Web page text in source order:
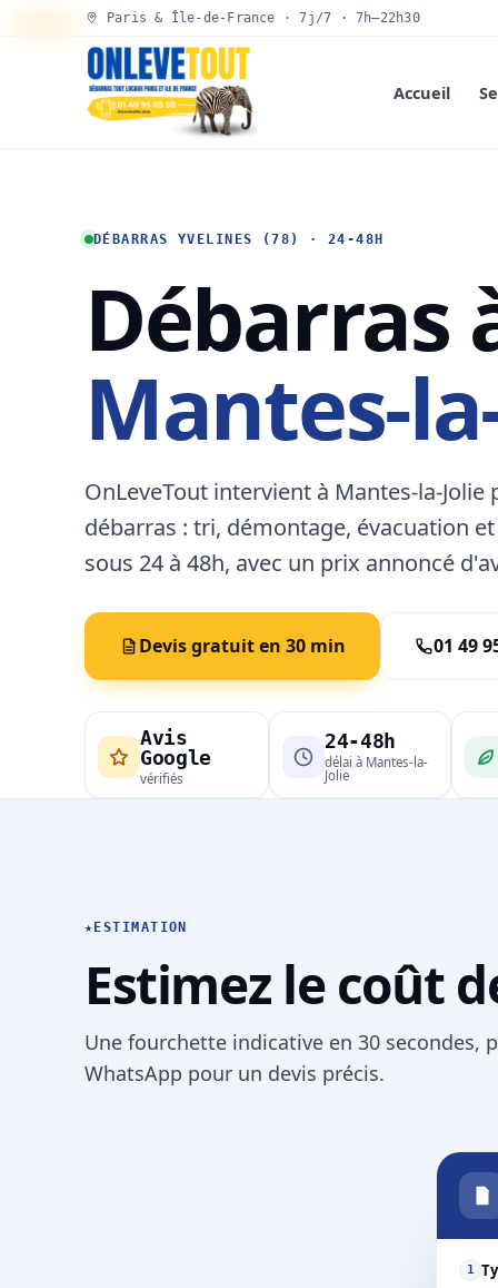
Paris & Île-de-France · 7j/7 · 7h–22h30
Accueil
DÉBARRAS YVELINES (78) · 24-48H
Débarras
Mantes-
OnLeveTout intervient à Mantes-la-Jolie
débarras : tri, démontage, évacuation
sous 24 à 48h, avec un prix annoncé
Devis gratuit en 30 min 01 49
Avis
Google
vérifiés
24-48h
délai à Mantes-la-
Jolie
★ ESTIMATION
Estimez le coût
Une fourchette indicative en 30 secondes,
WhatsApp pour un devis précis.
1